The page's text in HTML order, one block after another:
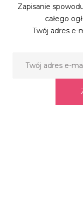
Zapisanie
całego
Twój adres e-